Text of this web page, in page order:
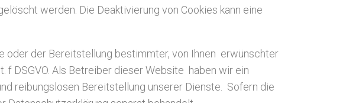
werden. Die Deaktivierung von Cookies kann eine
oder der Bereitstellung bestimmter, von Ihnen erwünschter
f DSGVO. Als Betreiber dieser Website haben wir ein
reibungslosen Bereitstellung unserer Dienste. Sofern die